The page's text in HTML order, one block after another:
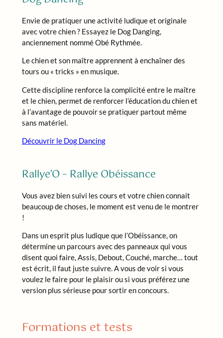
Envie de pratiquer une activité ludique et originale
avec votre chien ? Essayez le Dog Danging,
anciennement nommé Obé Rythmée.
Le chien et son maître apprennent à enchaîner des
tours ou « tricks » en musique.
Cette discipline renforce la complicité entre le maître
et le chien, permet de renforcer l’éducation du chien et
à l’avantage de pouvoir se pratiquer partout même
sans matériel.
Découvrir le Dog Dancing
Rallye’O – Rallye Obéissance
Vous avez bien suivi les cours et votre chien connait
beaucoup de choses, le moment est venu de le montrer
!
Dans un esprit plus ludique que l’Obéissance, on
détermine un parcours avec des panneaux qui vous
disent quoi faire, Assis, Debout, Couché, marche… tout
est écrit, il faut juste suivre. A vous de voir si vous
voulez le faire pour le plaisir ou si vous préférez une
version plus sérieuse pour sortir en concours.
Formations et tests